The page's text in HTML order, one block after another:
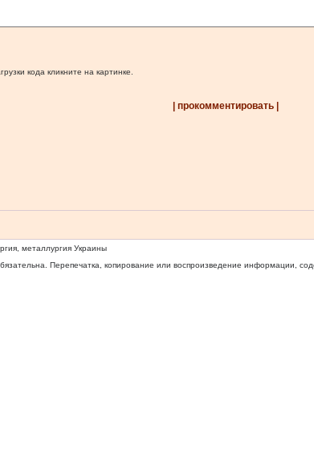
кода кликните на картинке.
| прокомментировать |
металлургия Украины
Перепечатка, копирование или воспроизведение информации,